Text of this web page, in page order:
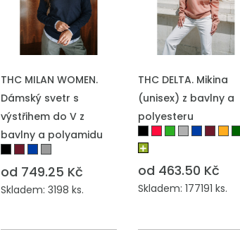
THC MILAN WOMEN.
Dámský svetr s
výstřihem do V z
bavlny a polyamidu
od 749.25 Kč
Skladem: 3198 ks.
THC DELTA. Mikina
(unisex) z bavlny a
polyesteru
od 463.50 Kč
Skladem: 177191 ks.